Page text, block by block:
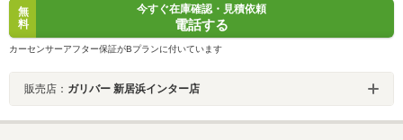
無
料
今すぐ在庫確認・見積依頼
電話する
カーセンサーアフター保証がBプランに付いています
販売店： ガリバー 新居浜インター店